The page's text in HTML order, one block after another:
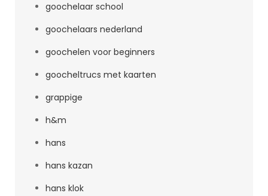
goochelaar school
goochelaars nederland
goochelen voor beginners
goocheltrucs met kaarten
grappige
h&m
hans
hans kazan
hans klok